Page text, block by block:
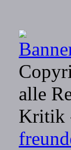
alle
Kritik